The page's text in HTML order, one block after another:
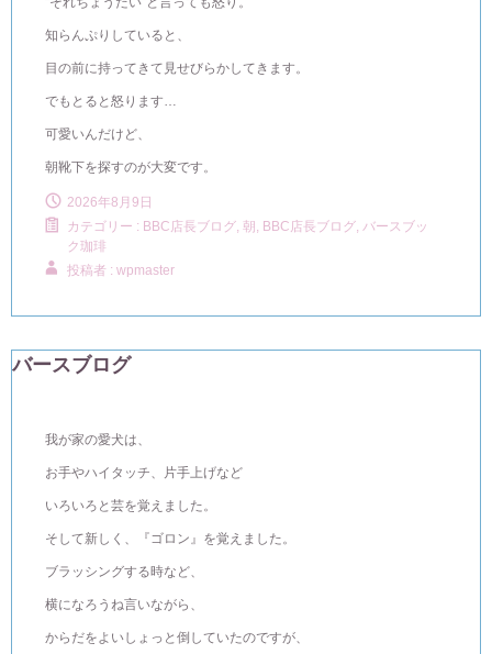
知らんぷりしていると、
目の前に持ってきて見せびらかしてきます。
でもとると怒ります…
可愛いんだけど、
朝靴下を探すのが大変です。
2026年8月9日
カテゴリー : BBC店長ブログ, 朝, BBC店長ブログ, バースブッ
ク珈琲
投稿者 : wpmaster
バースブログ
我が家の愛犬は、
お手やハイタッチ、片手上げなど
いろいろと芸を覚えました。
そして新しく、『ゴロン』を覚えました。
ブラッシングする時など、
横になろうね言いながら、
からだをよいしょっと倒していたのですが、